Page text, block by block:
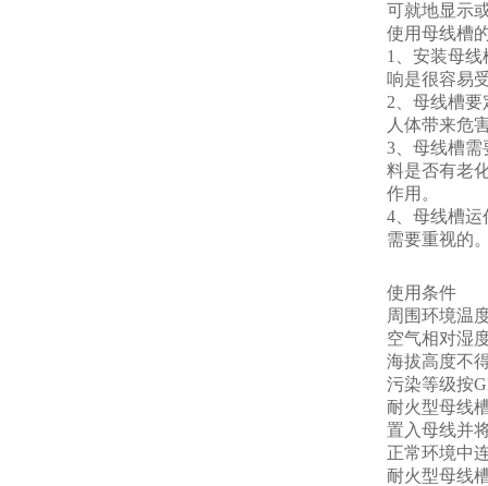
可就地显示
使用母线槽
1、安装母
响是很容易
2、母线槽
人体带来危
3、母线槽
料是否有老
作用。
4、母线槽
需要重视的
使用条件
周围环境温
空气相对湿
海拔高度不
污染等级按
耐火型母线
置入母线并
正常环境中
耐火型母线